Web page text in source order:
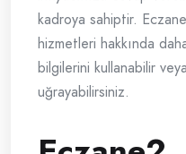
kadroya sahiptir.
hizmetleri hakkında
bilgilerini kullanabilir
uğrayabilirsiniz.